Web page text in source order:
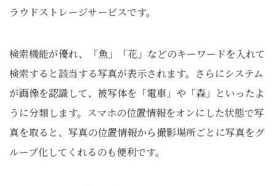
ラウドストレージサービスです。
検索機能が優れ、「魚」「花」などのキーワードを入れて
検索すると該当する写真が表示されます。さらにシステム
が画像を認識して、被写体を「電車」や「森」といったよ
うに分類します。スマホの位置情報をオンにした状態で写
真を取ると、写真の位置情報から撮影場所ごとに写真をグ
ループ化してくれるのも便利です。